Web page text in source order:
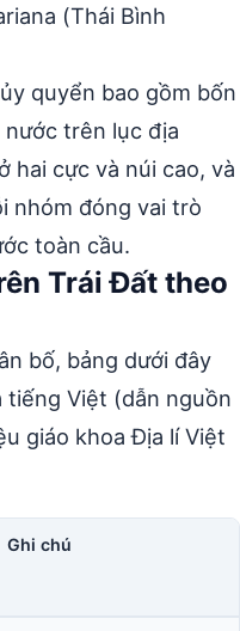
(Thái Bình
quyển bao gồm bốn
nước trên lục địa
hai cực và núi cao, và
nhóm đóng vai trò
toàn cầu.
Trái Đất theo
bố, bảng dưới đây
Việt (dẫn nguồn
giáo khoa Địa lí Việt
Ghi chú